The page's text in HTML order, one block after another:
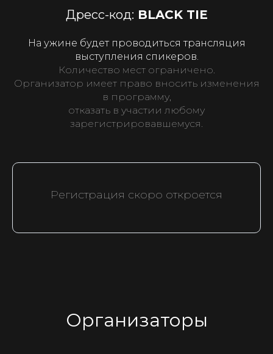
Дресс-код: BLACK TIE
На ужине будет проводиться трансляция
выступления спикеров.
Количество мест ограничено.
Организатор имеет право вносить изменения
в программу,
отказать в участии любому
зарегистрировавшемуся.
Регистрация скоро откроется
Организаторы